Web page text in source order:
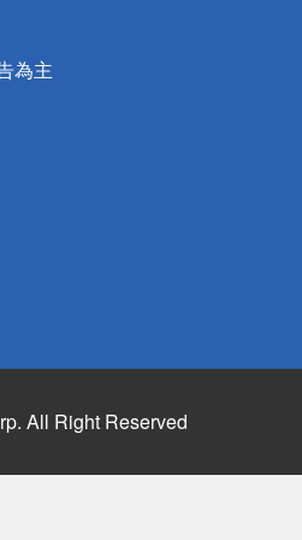
為主
All Right Reserved